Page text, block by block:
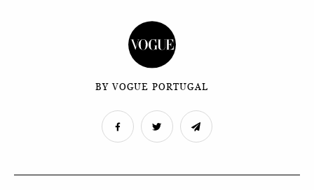
BY VOGUE PORTUGAL